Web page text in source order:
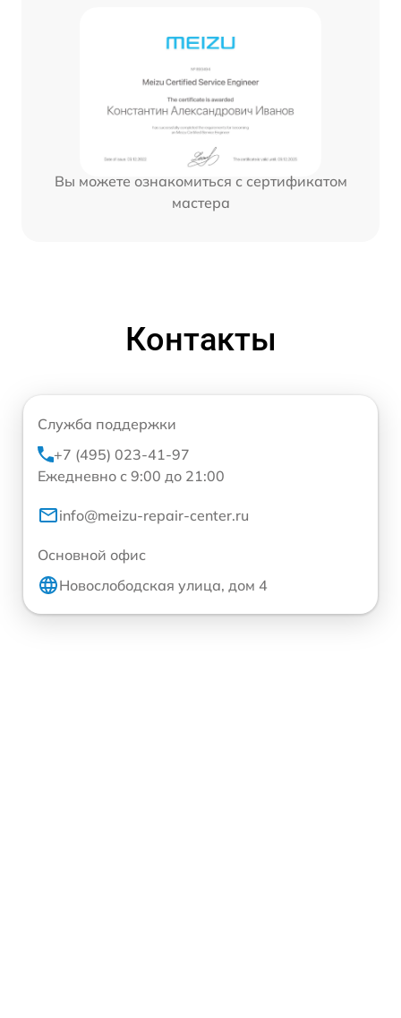
Вы можете ознакомиться с сертификатом
мастера
Контакты
Служба поддержки
+7 (495) 023-41-97
Ежедневно с 9:00 до 21:00
info@meizu-repair-center.ru
Основной офис
Новослободская улица, дом 4